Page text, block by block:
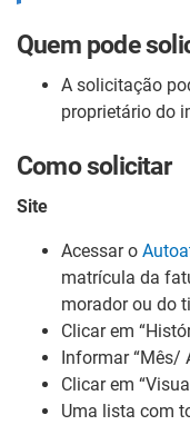
Quem pode
A solicitação
proprietário do
Como solicitar
Site
Acessar o
matrícula da
morador ou do
Clicar em
Informar “Mês/
Clicar em
Uma lista com